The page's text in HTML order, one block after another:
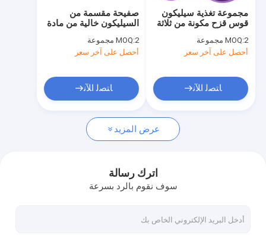
مراقبة الجودة
اتصل بنا
أخبار
حالات
حلقات مطاط السيليكون يا
غلاف مطاط السيليكون
اللياقة البدنية وكمال الأجسام
صفيحة مقسمة من
السيليكون خالية من مادة
الأطفال
MOQ:2 مجموعة
أحصل على آخر سعر
ﺎﺘﺼﻟ ﺍﻶﻧ
مجموعة تغذية سيليكون
قوس قزح مكونة من ثلاثة
المقسم للشفط
MOQ:2 مجموعة
أحصل على آخر سعر
ﺎﺘﺼﻟ ﺍﻶﻧ
عرض المزيد
اترك رسالة
سوف نقوم بالرد بسرعة